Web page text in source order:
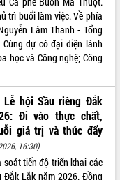
trì buổi làm việc. Về phía
Lâm Thanh - Tổng
dự có đại diện lãnh
học và Công nghệ; Công
Lễ hội Sầu riêng Đắk
Đi vào thực chất,
giá trị và thúc đẩy
16:30)
soát tiến độ triển khai các
Đắk Lắk năm 2026. Đồng